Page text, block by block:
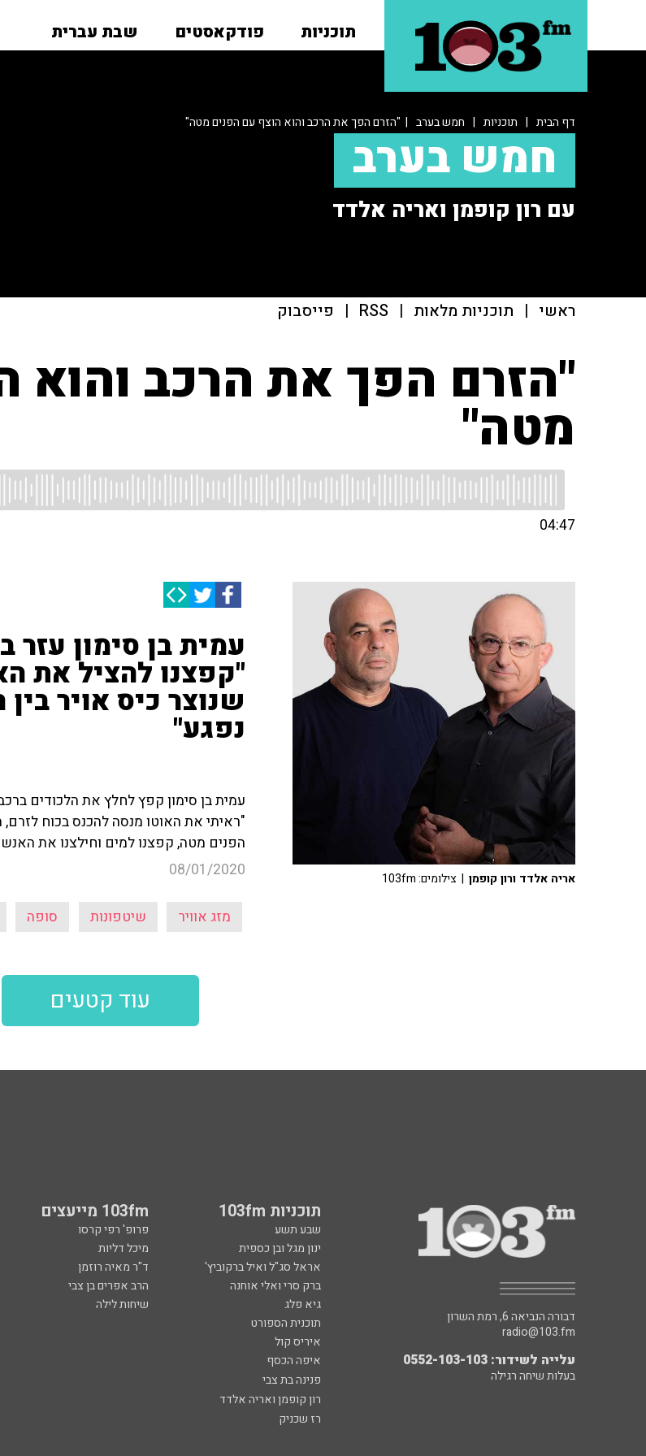
תוכניות פודקאסטים שבת עברית
דף הבית | תוכניות | חמש בערב | "הזרם הפך את הרכב והוא הוצף עם הפנים מטה"
חמש בערב
עם רון קופמן ואריה אלדד
ראשי | תוכניות מלאות |
RSS
| פייסבוק
"הזרם הפך את הרכב והוא
מטה"
04:47
עמית בן סימון
"קפצנו להציל את
שנוצר כיס אויר
נפגע"
עמית בן סימון קפץ לחלץ את הלכודים
"ראיתי את האוטו מנסה להכנס בכוח
הפנים מטה, קפצנו למים וחילצנו את
08/01/2020
מזג אוויר שיטפונות סופה
אריה אלדד ורון קופמן | צילומים: 103fm
עוד קטעים
תוכניות 103fm 103fm מייעצים
שבע תשע פרופ' רפי קרסו
ינון מגל ובן כספית
מיכל דליות
אראל סג"ל ואיל ברקוביץ'
ד"ר מאיה רוזמן
ברק סרי ואלי אוחנה
הרב אפרים בן צבי
גיא פלג
שיחות לילה
תוכנית הספורט
איריס קול
איפה הכסף
פנינה בת צבי
רון קופמן ואריה אלדד
רז שכניק
דבורה הנביאה 6, רמת השרון
radio@103.fm
עלייה לשידור: 0552-103-103
בעלות שיחה רגילה